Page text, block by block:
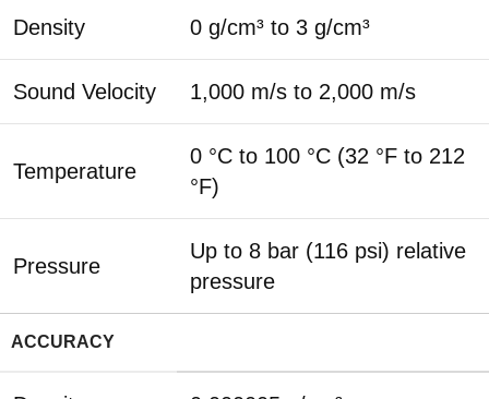
Density 0 g/cm³ to 3 g/cm³
Sound Velocity 1,000 m/s to 2,000 m/s
Temperature
0 °C to 100 °C (32 °F to 212
°F)
Pressure
Up to 8 bar (116 psi) relative
pressure
ACCURACY